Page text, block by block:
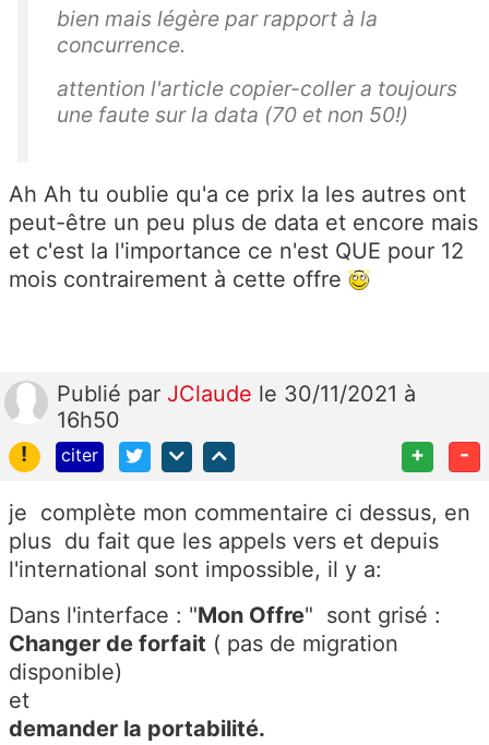
bien mais légère par rapport à la
concurrence.
attention l'article copier-coller a toujours
une faute sur la data (70 et non 50!)
Ah Ah tu oublie qu'a ce prix la les autres ont
peut-être un peu plus de data et encore mais
et c'est la l'importance ce n'est QUE pour 12
mois contrairement à cette offre
Publié par JClaude le 30/11/2021 à
16h50
!
citer + -
je complète mon commentaire ci dessus, en
plus du fait que les appels vers et depuis
l'international sont impossible, il y a:
Dans l'interface : "Mon Offre" sont grisé :
Changer de forfait ( pas de migration
disponible)
et
demander la portabilité.